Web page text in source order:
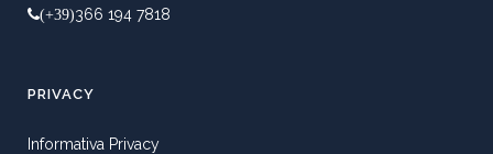
(+39)366 194 7818
PRIVACY
Informativa Privacy